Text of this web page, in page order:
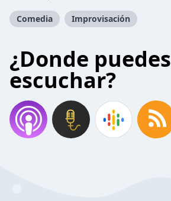
Comedia Improvisación
¿Donde puedes
escuchar?